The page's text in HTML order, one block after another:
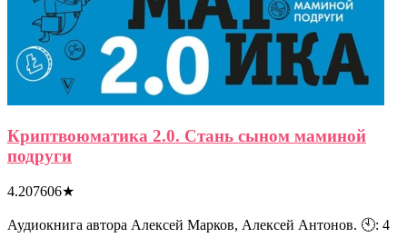
Криптвоюматика 2.0. Стань сыном маминой
подруги
4.207606★
Аудиокнига автора Алексей Марков, Алексей Антонов. 🕙: 4